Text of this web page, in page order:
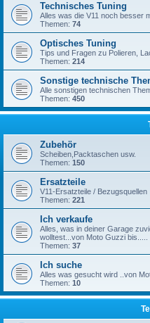
Technisches Tuning
Alles was die V11 noch besser
Themen: 74
Optisches Tuning
Tips und Fragen zu Polieren,
Themen: 214
Sonstige technische
Alle sonstigen technischen
Themen: 450
Zubehör
Scheiben,Packtaschen usw.
Themen: 150
Ersatzteile
V11-Ersatzteile / Bezugsquellen
Themen: 221
Ich verkaufe
Alles, was in deiner Garage
wolltest...von Moto Guzzi bis.....
Themen: 37
Ich suche
Alles was gesucht wird ..von
Themen: 10